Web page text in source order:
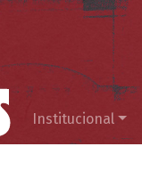
Institucional